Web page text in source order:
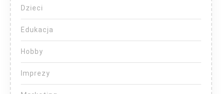
Dzieci
Edukacja
Hobby
Imprezy